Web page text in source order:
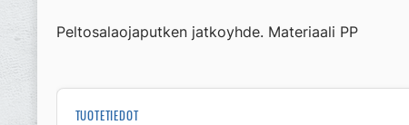
Peltosalaojaputken jatkoyhde. Materiaali PP
TUOTETIEDOT